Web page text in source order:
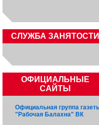
CЛУЖБА ЗАНЯТОСТИ
ОФИЦИАЛЬНЫЕ
САЙТЫ
Официальная группа
"Рабочая Балахна" ВК